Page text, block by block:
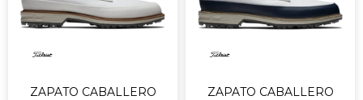
ZAPATO CABALLERO
ZAPATO CABALLERO